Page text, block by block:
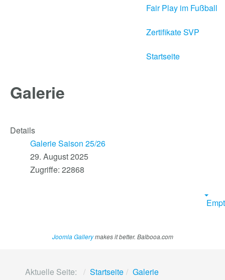
Fair Play im Fußball
Zertifikate SVP
Startseite
Galerie
Details
Galerie Saison 25/26
29. August 2025
Zugriffe: 22868
Joomla Gallerymakes it better. Balbooa.com
Aktuelle Seite: Startseite
Galerie